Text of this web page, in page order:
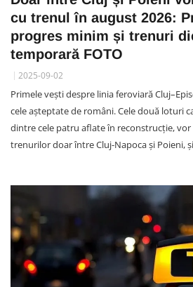
cu trenul în august 2026:
progres minim și trenuri
temporară FOTO
2025-09-02
Primele vești despre linia feroviară
cele așteptate de români. Cele două loturi
dintre cele patru aflate în reconstrucție,
trenurilor doar între Cluj-Napoca și Poieni, și